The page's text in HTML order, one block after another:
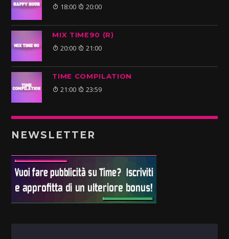
18:00 20:00
MIX TIME90 (R)
20:00 21:00
TIME COMPILATION
21:00 23:59
NEWSLETTER